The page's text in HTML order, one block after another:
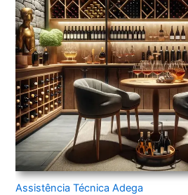
Assistência Técnica Adega